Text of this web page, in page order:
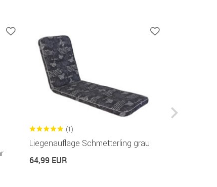
(1)
Liegenauflage Schmetterling grau
64,99 EUR